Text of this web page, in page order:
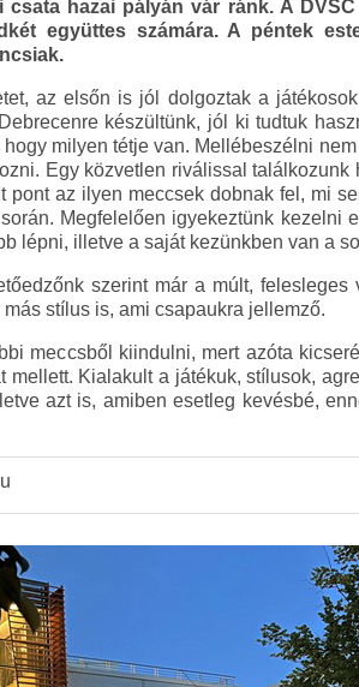
csata hazai pályán vár ránk. A
együttes számára. A péntek
az elsőn is jól dolgoztak a
készültünk, jól ki tudtuk
milyen tétje van. Mellébeszélni
Egy közvetlen riválissal
pont az ilyen meccsek dobnak fel, mi
Megfelelően igyekeztünk kezelni
lépni, illetve a saját kezünkben van a
szerint már a múlt,
stílus is, ami csapaukra jellemző.
meccsből kiindulni, mert azóta
mellett. Kialakult a játékuk, stílusok,
azt is, amiben esetleg kevésbé,